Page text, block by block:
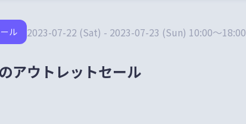
ル 2023-07-22 (Sat) - 2023-07-23 (Sun) 10:00～18:00
アウトレットセール